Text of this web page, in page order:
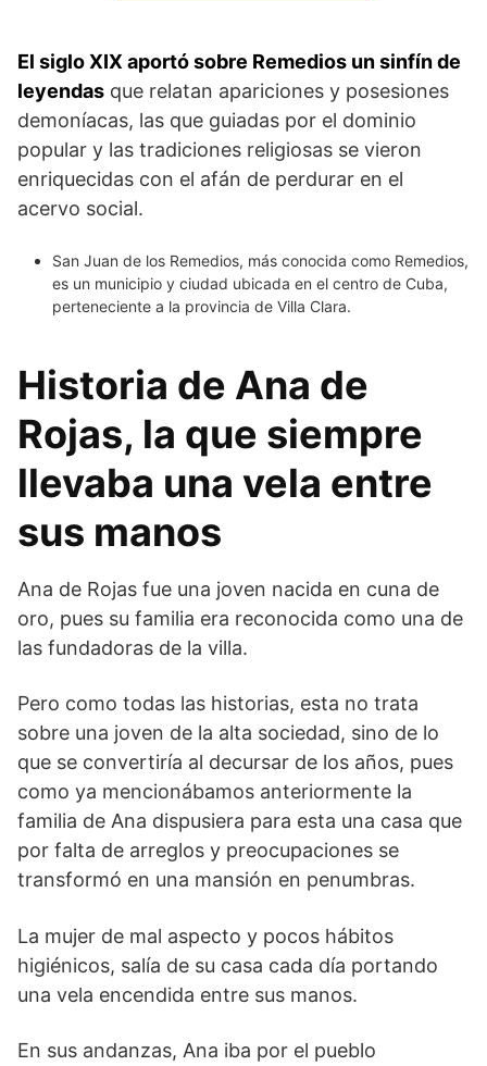
El siglo XIX aportó sobre Remedios un sinfín de
leyendas que relatan apariciones y posesiones
demoníacas, las que guiadas por el dominio
popular y las tradiciones religiosas se vieron
enriquecidas con el afán de perdurar en el
acervo social.
San Juan de los Remedios, más conocida como Remedios,
es un municipio y ciudad ubicada en el centro de Cuba,
perteneciente a la provincia de Villa Clara.
Historia de Ana de
Rojas, la que siempre
llevaba una vela entre
sus manos
Ana de Rojas fue una joven nacida en cuna de
oro, pues su familia era reconocida como una de
las fundadoras de la villa.
Pero como todas las historias, esta no trata
sobre una joven de la alta sociedad, sino de lo
que se convertiría al decursar de los años, pues
como ya mencionábamos anteriormente la
familia de Ana dispusiera para esta una casa que
por falta de arreglos y preocupaciones se
transformó en una mansión en penumbras.
La mujer de mal aspecto y pocos hábitos
higiénicos, salía de su casa cada día portando
una vela encendida entre sus manos.
En sus andanzas, Ana iba por el pueblo